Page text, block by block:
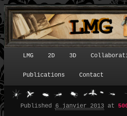
Menu principal
LMG 2D 3D
Publications Contact
Published 6 janvier 2013at